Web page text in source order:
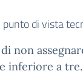
punto di vista
non
inferiore a tre.